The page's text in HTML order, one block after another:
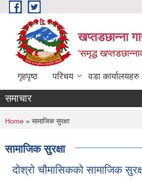
Skip to main content
खप्तडछान्ना
'समृद्ध
गृहपृष्ठ परिचय वडा कार्यालयहरु
समाचार
You are here
Home » सामाजिक सुरक्षा
सामाजिक सुरक्षा
दाेश्राे चौमासिकको सामाजिक